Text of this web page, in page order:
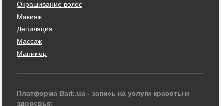
Окрашивание волос
Макияж
Депиляция
Массаж
Маникюр
Платформа Barb.ua - запись на услуги красоты и
здоровья: